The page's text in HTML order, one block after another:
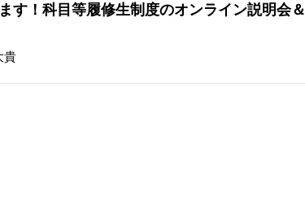
す！科目等履修生制度のオンライン説明会＆
貴